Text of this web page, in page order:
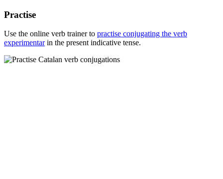
Practise
Use the online verb trainer to practise conjugating the verb
experimentarin the present indicative tense.